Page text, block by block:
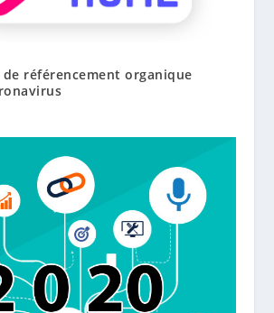
référencement organique